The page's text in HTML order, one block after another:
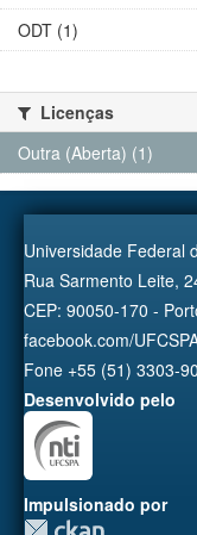
ODT (1)
Licenças
Outra (Aberta) (1)
Universidade Federal
Rua Sarmento Leite,
CEP: 90050-170 -
facebook.com/
Fone +55 (51) 3303-
Desenvolvido pelo
Impulsionado por